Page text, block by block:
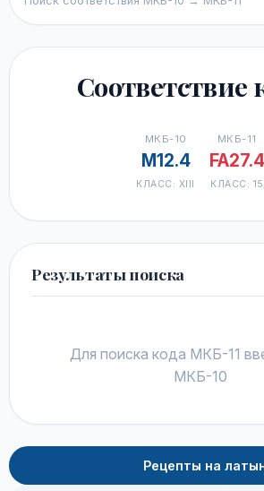
Соответствие
МКБ-10
M12.4
КЛАСС: XIII
МКБ-11
FA27.4
КЛАСС: 15
Результаты поиска
Для поиска кода МКБ-11
МКБ-10
Рецепты на